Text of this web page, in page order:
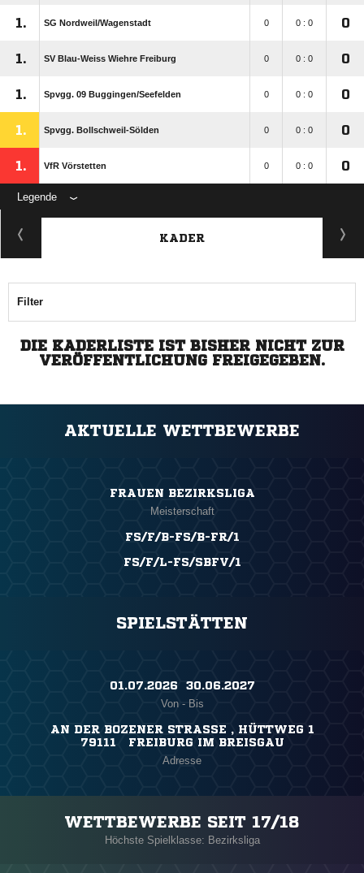
1. SG Nordweil/​Wagenstadt 0 0 : 0 0
1. SV Blau-Weiss Wiehre Freiburg 0 0 : 0 0
1. Spvgg. 09 Buggingen/​Seefelden 0 0 : 0 0
1. Spvgg. Bollschweil-Sölden 0 0 : 0 0
1. VfR Vörstetten 0 0 : 0 0
Legende
KADER
Filter
DIE KADERLISTE IST BISHER NICHT ZUR
VERÖFFENTLICHUNG FREIGEGEBEN.
AKTUELLE WETTBEWERBE
FRAUEN BEZIRKSLIGA
Meisterschaft
FS/F/B-FS/B-FR/1
FS/F/L-FS/SBFV/1
SPIELSTÄTTEN
01.07.2026 ​ 30.06.2027
Von - Bis
AN DER BOZENER STRASSE , HÜTTWEG 1
79111 FREIBURG IM BREISGAU
Adresse
WETTBEWERBE SEIT 17/18
Höchste Spielklasse: Bezirksliga